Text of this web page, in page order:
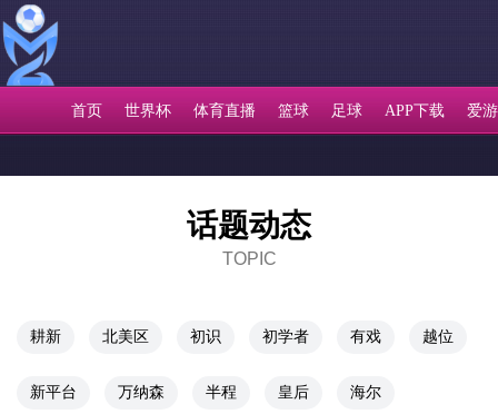
首页 世界杯 体育直播 篮球 足球 APP下载 爱
话题动态
TOPIC
耕新 北美区 初识 初学者 有戏 越位
新平台 万纳森 半程 皇后 海尔